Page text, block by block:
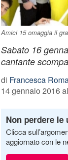
Amici 15 omaggia il
Sabato 16
cantante
di Francesca
14 gennaio 2016
Non perdere le
Clicca
aggiornato con le